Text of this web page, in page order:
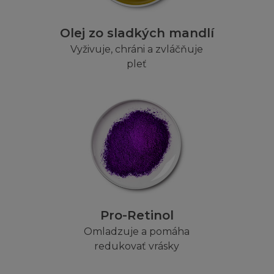
Olej zo sladkých mandlí
Vyživuje, chráni a zvláčňuje
pleť
Pro-Retinol
Omladzuje a pomáha
redukovať vrásky
ať z pohledu záruky, smlouvy, přestupku (včetně
nejsou dotčena.
A NAŘÍZENÍ
Ti, kterým je z tohoto titulu přístup zakázán, se na
že jak Stránka tak Obsah jsou vhodné k používání
příslušné jurisdikce. Ti, kteří se připojí na
nesou vlastní odpovědnost za dodržování místních